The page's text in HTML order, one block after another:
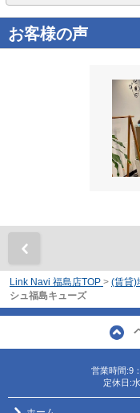
お客様の声
Link Navi 福島店TOP > (賃貸)
シュ福島キューズ
営業時間:9
定休日: